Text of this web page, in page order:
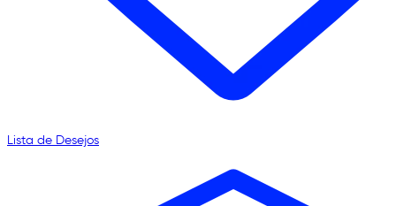
Lista de Desejos